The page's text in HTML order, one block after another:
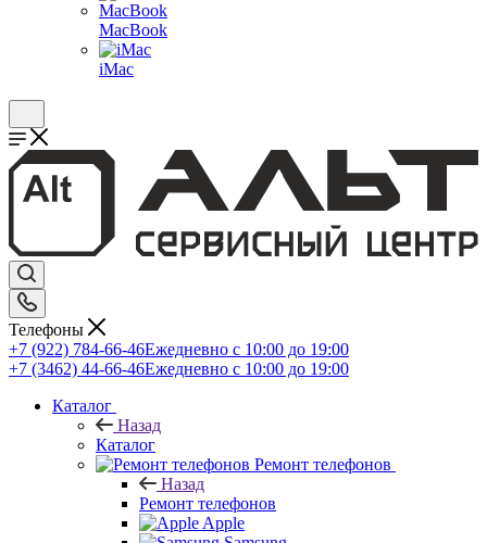
MacBook
iMac
Телефоны
+7 (922) 784-66-46Ежедневно с 10:00 до 19:00
+7 (3462) 44-66-46Ежедневно с 10:00 до 19:00
Каталог
Назад
Каталог
Ремонт телефонов
Назад
Ремонт телефонов
Apple